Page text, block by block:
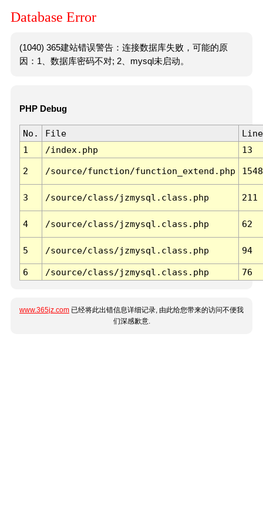
Database Error
(1040) 365建站错误警告：连接数据库失败，可能的原
因：1、数据库密码不对; 2、mysql未启动。
PHP Debug
No. File
Line
1
/index.php 13
2 /source/function/function_extend.php 1548
3 /source/class/jzmysql.class.php 211
4 /source/class/jzmysql.class.php 62
5 /source/class/jzmysql.class.php 94
6 /source/class/jzmysql.class.php 76
www.365jz.com 已经将此出错信息详细记录, 由此给您带来的访问不便我
们深感歉意.